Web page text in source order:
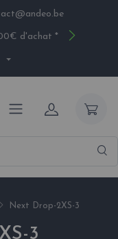
d'achat *
Next Drop-2XS-3
3